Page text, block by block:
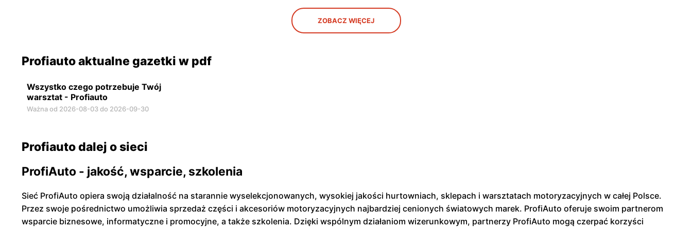
ZOBACZ WIĘCEJ
Profiauto aktualne gazetki w pdf
Wszystko czego potrzebuje Twój
warsztat - Profiauto
Ważna od 2026-08-03 do 2026-09-30
Profiauto dalej o sieci
ProfiAuto - jakość, wsparcie, szkolenia
Sieć ProfiAuto opiera swoją działalność na starannie wyselekcjonowanych, wysokiej jakości hurtowniach, sklepach i warsztatach motoryzacyjnych w całej Polsce.
Przez swoje pośrednictwo umożliwia sprzedaż części i akcesoriów motoryzacyjnych najbardziej cenionych światowych marek. ProfiAuto oferuje swoim partnerom
wsparcie biznesowe, informatyczne i promocyjne, a także szkolenia. Dzięki wspólnym działaniom wizerunkowym, partnerzy ProfiAuto mogą czerpać korzyści